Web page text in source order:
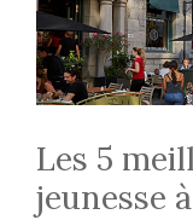
Les 5
jeunesse